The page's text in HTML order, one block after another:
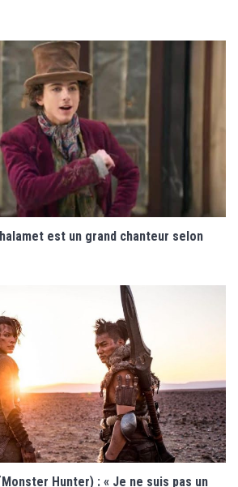
est un grand chanteur selon
Hunter) : « Je ne suis pas un